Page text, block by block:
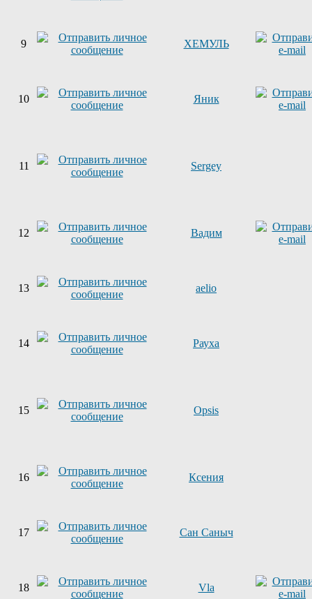
9 ХЕМУЛЬ
10 Яник
11 Sergey
12 Вадим
13 aelio
14 Рауха
15 Opsis
16 Ксения
17 Сан Саныч
18 Vla